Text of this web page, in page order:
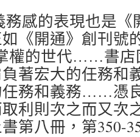
務感的表現也是
《開通》創刊號
權的世代……書店
負著宏大的任務
任務和義務……憑
利則次之而又次
第八冊，第350-